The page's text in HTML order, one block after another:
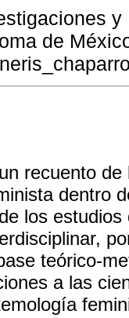
y
de
recuento
dentro
los
teórico-
a las